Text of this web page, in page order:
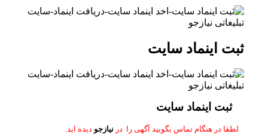
ثبت اینماد سایت
ثبت اینماد سایت
لطفا در هنگام تماس بگویید آگهی را در نیازجو دیده اید.